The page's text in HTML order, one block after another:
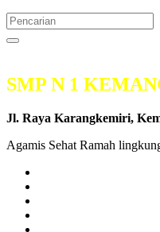
SMP N 1
Jl. Raya Karangkemiri,
Agamis Sehat Ramah